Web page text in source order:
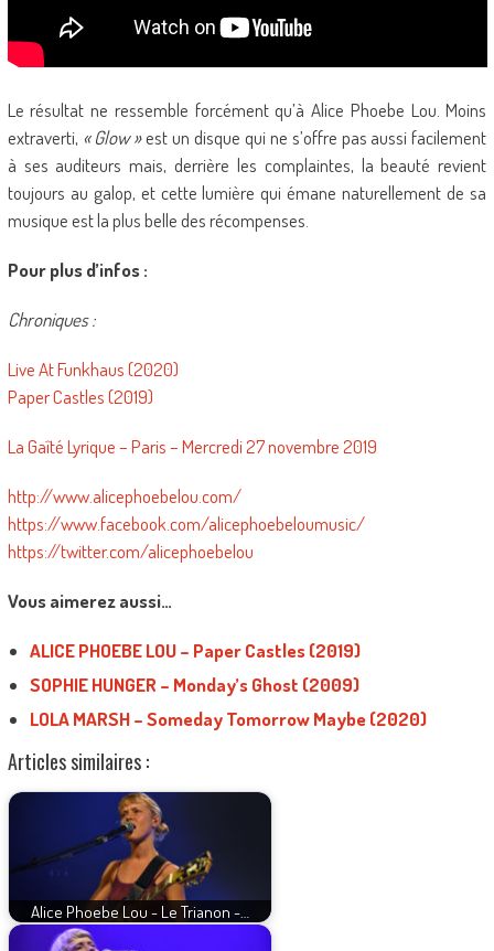
Le résultat ne ressemble forcément qu’à Alice Phoebe Lou. Moins
extraverti, « Glow »est un disque qui ne s’offre pas aussi facilement
à ses auditeurs mais, derrière les complaintes, la beauté revient
toujours au galop, et cette lumière qui émane naturellement de sa
musique est la plus belle des récompenses.
Pour plus d’infos :
Chroniques :
Live At Funkhaus (2020)
Paper Castles (2019)
La Gaîté Lyrique – Paris – Mercredi 27 novembre 2019
http://www.alicephoebelou.com/
https://www.facebook.com/alicephoebeloumusic/
https://twitter.com/alicephoebelou
Vous aimerez aussi…
ALICE PHOEBE LOU – Paper Castles (2019)
SOPHIE HUNGER – Monday’s Ghost (2009)
LOLA MARSH – Someday Tomorrow Maybe (2020)
Articles similaires :
Alice Phoebe Lou - Le Trianon -…